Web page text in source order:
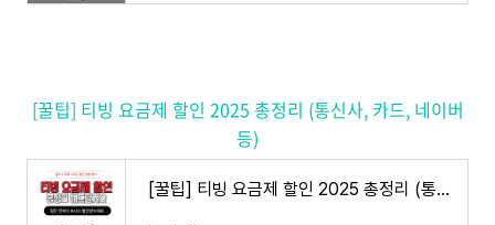
[꿀팁] 티빙 요금제 할인 2025 총정리 (통신사, 카드, 네이버
등)
[꿀팁] 티빙 요금제 할인 2025 총정리 (통신사, 카드, 네이버 등)